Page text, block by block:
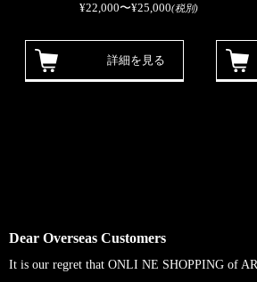
¥22,000〜¥25,000(税別)
詳細を見る
Dear Overseas Customers
It is our regret that ONLI NE SHOPPING of